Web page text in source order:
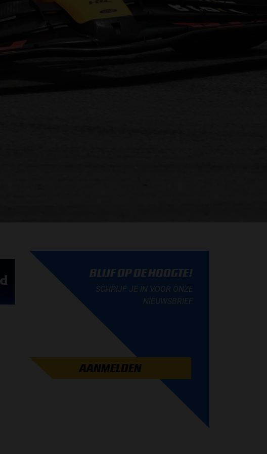
BLIJF OP DE HOOGTE!
SCHRIJF JE IN VOOR ONZE
NIEUWSBRIEF
AANMELDEN